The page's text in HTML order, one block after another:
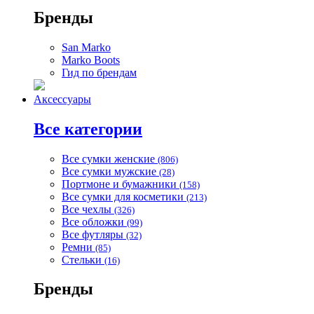
Бренды
San Marko
Marko Boots
Гид по брендам
Аксессуары
Все категории
Все сумки женские (806)
Все сумки мужские (28)
Портмоне и бумажники (158)
Все сумки для косметики (213)
Все чехлы (326)
Все обложки (99)
Все футляры (32)
Ремни (85)
Стельки (16)
Бренды